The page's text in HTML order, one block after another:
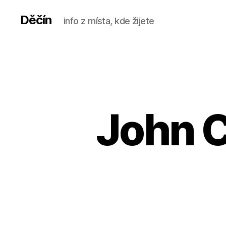
Děčín info z místa, kde žijete
John